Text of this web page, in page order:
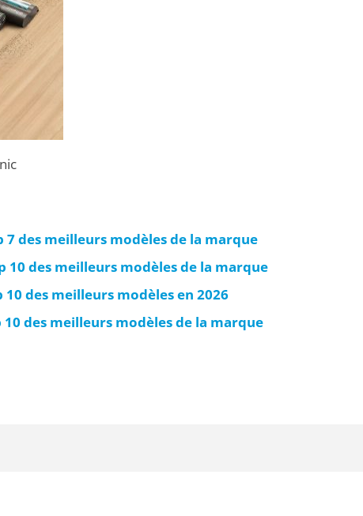
des meilleurs modèles de la marque
10 des meilleurs modèles de la marque
des meilleurs modèles en 2026
des meilleurs modèles de la marque